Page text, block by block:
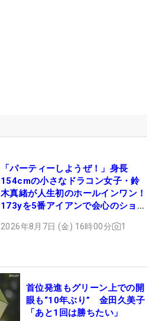
「パーティーしようぜ！」身長
154cmの小さなドラコン女子・鈴
木真緒が人生初のホールインワン！
173yを5番アイアンで会心のショッ
2026年8月7日 (金) 16時00分 1
首位発進もグリーン上での開
眼も“10年ぶり” 金田久美子
「あと1回は勝ちたい」